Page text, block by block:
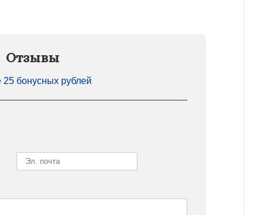
Отзывы
25 бонусных рублей